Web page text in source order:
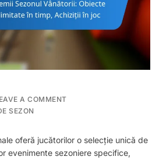
A COMMENTON
SEZONUL
VÂNĂTORII:
SEZON
oferă jucătorilor o selecție unică de
evenimente sezoniere specifice,